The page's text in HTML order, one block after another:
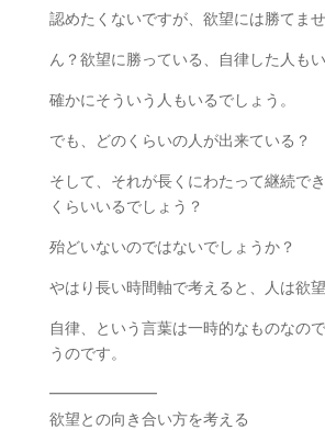
認めたくないですが、欲望には勝てませ
ん？欲望に勝っている、自律した人も
確かにそういう人もいるでしょう。
でも、どのくらいの人が出来ている？
そして、それが長くにわたって継続で
くらいいるでしょう？
殆どいないのではないでしょうか？
やはり長い時間軸で考えると、人は欲望
自律、という言葉は一時的なものなの
うのです。
━━━━━━━
欲望との向き合い方を考える